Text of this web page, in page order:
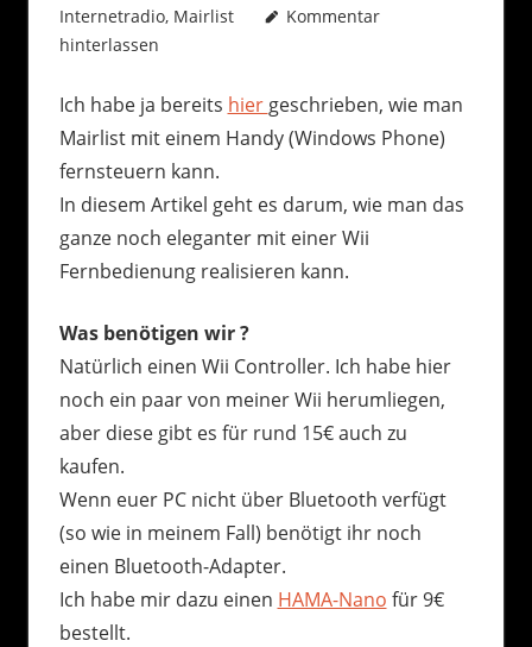
Internetradio, Mairlist
Kommentar
hinterlassen
Ich habe ja bereits hier geschrieben, wie man
Mairlist mit einem Handy (Windows Phone)
fernsteuern kann.
In diesem Artikel geht es darum, wie man das
ganze noch eleganter mit einer Wii
Fernbedienung realisieren kann.
Was benötigen wir ?
Natürlich einen Wii Controller. Ich habe hier
noch ein paar von meiner Wii herumliegen,
aber diese gibt es für rund 15€ auch zu
kaufen.
Wenn euer PC nicht über Bluetooth verfügt
(so wie in meinem Fall) benötigt ihr noch
einen Bluetooth-Adapter.
Ich habe mir dazu einen HAMA-Nano für 9€
bestellt.